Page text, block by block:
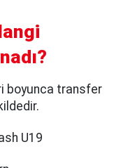
boyunca transfer
U19